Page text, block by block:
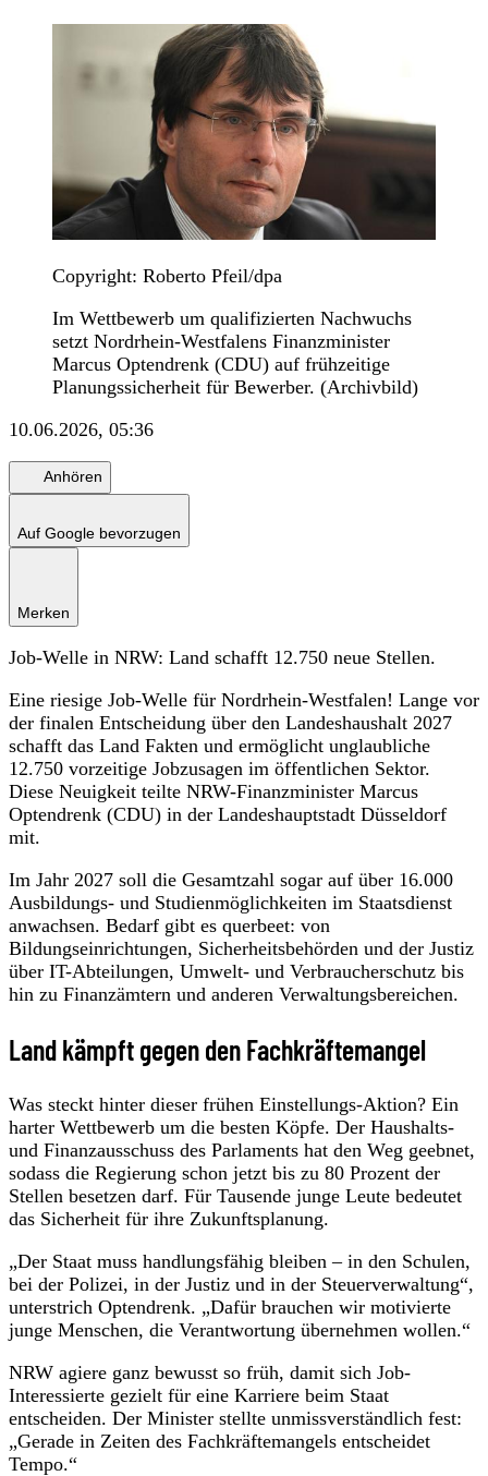
Copyright: Roberto Pfeil/dpa
Im Wettbewerb um qualifizierten Nachwuchs
setzt Nordrhein-Westfalens Finanzminister
Marcus Optendrenk (CDU) auf frühzeitige
Planungssicherheit für Bewerber. (Archivbild)
10.06.2026, 05:36
Anhören
Auf Google bevorzugen
Merken
Job-Welle in NRW: Land schafft 12.750 neue Stellen.
Eine riesige Job-Welle für Nordrhein-Westfalen! Lange vor
der finalen Entscheidung über den Landeshaushalt 2027
schafft das Land Fakten und ermöglicht unglaubliche
12.750 vorzeitige Jobzusagen im öffentlichen Sektor.
Diese Neuigkeit teilte NRW-Finanzminister Marcus
Optendrenk (CDU) in der Landeshauptstadt Düsseldorf
mit.
Im Jahr 2027 soll die Gesamtzahl sogar auf über 16.000
Ausbildungs- und Studienmöglichkeiten im Staatsdienst
anwachsen. Bedarf gibt es querbeet: von
Bildungseinrichtungen, Sicherheitsbehörden und der Justiz
über IT-Abteilungen, Umwelt- und Verbraucherschutz bis
hin zu Finanzämtern und anderen Verwaltungsbereichen.
Land kämpft gegen den Fachkräftemangel
Was steckt hinter dieser frühen Einstellungs-Aktion? Ein
harter Wettbewerb um die besten Köpfe. Der Haushalts-
und Finanzausschuss des Parlaments hat den Weg geebnet,
sodass die Regierung schon jetzt bis zu 80 Prozent der
Stellen besetzen darf. Für Tausende junge Leute bedeutet
das Sicherheit für ihre Zukunftsplanung.
„Der Staat muss handlungsfähig bleiben – in den Schulen,
bei der Polizei, in der Justiz und in der Steuerverwaltung“,
unterstrich Optendrenk. „Dafür brauchen wir motivierte
junge Menschen, die Verantwortung übernehmen wollen.“
NRW agiere ganz bewusst so früh, damit sich Job-
Interessierte gezielt für eine Karriere beim Staat
entscheiden. Der Minister stellte unmissverständlich fest:
„Gerade in Zeiten des Fachkräftemangels entscheidet
Tempo.“